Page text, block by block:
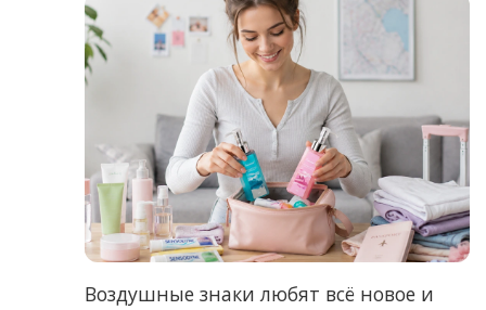
Воздушные знаки любят всё новое и